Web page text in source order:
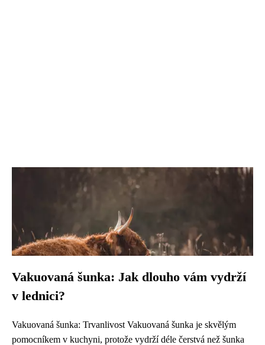
Vakuovaná šunka: Jak dlouho vám vydrží
v lednici?
Vakuovaná šunka: Trvanlivost Vakuovaná šunka je skvělým
pomocníkem v kuchyni, protože vydrží déle čerstvá než šunka